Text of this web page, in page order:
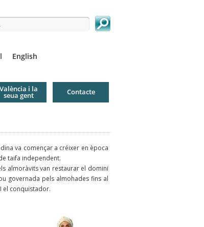
site
English
València i la
seua gent Contacte
va començar a créixer en època
taifa independent.
almoràvits van restaurar el domini
governada pels almohades fins al
el conquistador.